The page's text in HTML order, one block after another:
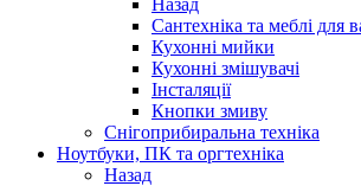
Назад
Сантехніка та меблі для
Кухонні мийки
Кухонні змішувачі
Інсталяції
Кнопки змиву
Снігоприбиральна техніка
Ноутбуки, ПК та оргтехніка
Назад